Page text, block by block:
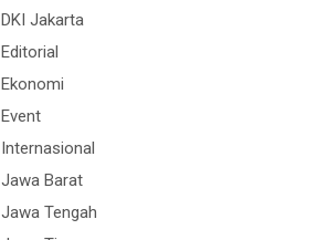
DKI Jakarta
Editorial
Ekonomi
Event
Internasional
Jawa Barat
Jawa Tengah